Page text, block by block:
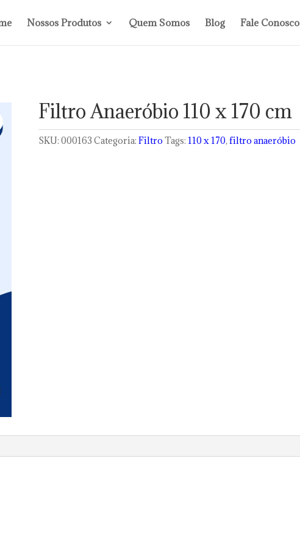
Nossos Produtos Quem Somos Blog Fale Conosco
Filtro Anaeróbio 110 x 170 cm
SKU: 000163 Categoria: Filtro Tags: 110 x 170, filtro anaeróbio